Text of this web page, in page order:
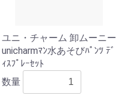
ユニ・チャーム 卸ムーニー
unicharmﾏﾝ水あそびﾊﾟﾝﾂ ﾃﾞ
ｨｽﾌﾟﾚｰｾｯﾄ
数量